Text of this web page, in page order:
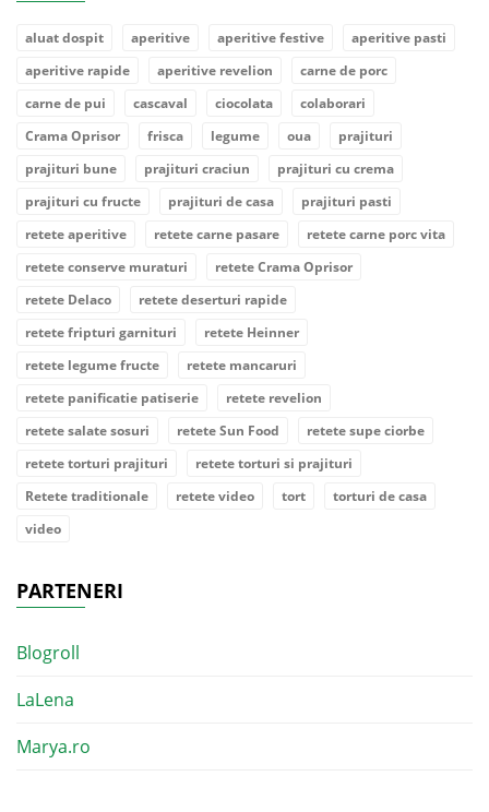
aluat dospit aperitive aperitive festive
aperitive pasti
aperitive rapide
aperitive revelion
carne de porc
carne de pui
cascaval ciocolata
colaborari
Crama Oprisor
frisca legume oua
prajituri
prajituri bune
prajituri craciun
prajituri cu crema
prajituri cu fructe
prajituri de casa
prajituri pasti
retete aperitive
retete carne pasare
retete carne porc vita
retete conserve muraturi
retete Crama Oprisor
retete Delaco
retete deserturi rapide
retete fripturi garnituri
retete Heinner
retete legume fructe
retete mancaruri
retete panificatie patiserie
retete revelion
retete salate sosuri
retete Sun Food
retete supe ciorbe
retete torturi prajituri
retete torturi si prajituri
Retete traditionale
retete video tort
torturi de casa
video
PARTENERI
Blogroll
LaLena
Marya.ro